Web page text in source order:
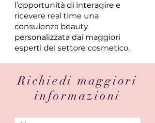
l’opportunità di interagire e
ricevere real time una
consulenza beauty
personalizzata dai maggiori
esperti del settore cosmetico.
Richiedi maggiori
informazioni